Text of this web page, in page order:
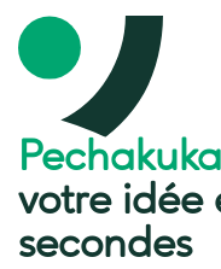
votre idée
secondes